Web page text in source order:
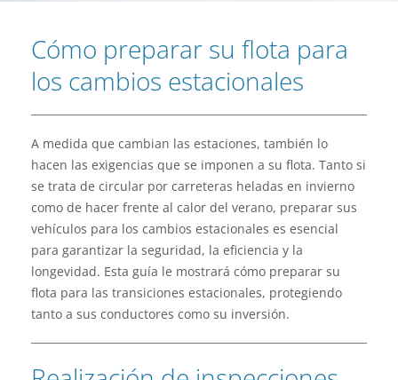
Cómo preparar su flota para
los cambios estacionales
A medida que cambian las estaciones, también lo
hacen las exigencias que se imponen a su flota. Tanto si
se trata de circular por carreteras heladas en invierno
como de hacer frente al calor del verano, preparar sus
vehículos para los cambios estacionales es esencial
para garantizar la seguridad, la eficiencia y la
longevidad. Esta guía le mostrará cómo preparar su
flota para las transiciones estacionales, protegiendo
tanto a sus conductores como su inversión.